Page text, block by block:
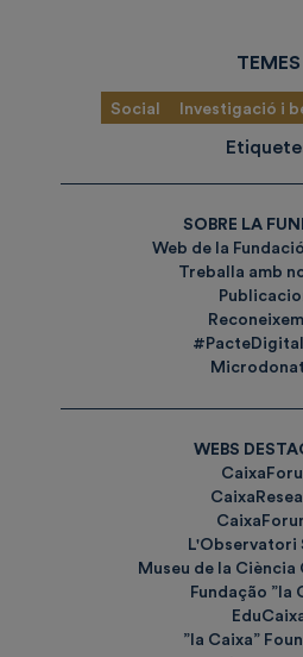
TEMES
Social Investigació i
SOBRE LA
Web de la
Treballa amb
WEBS
L'Observatori
Museu de la Ciència
Fundação ”la
”la Caixa”